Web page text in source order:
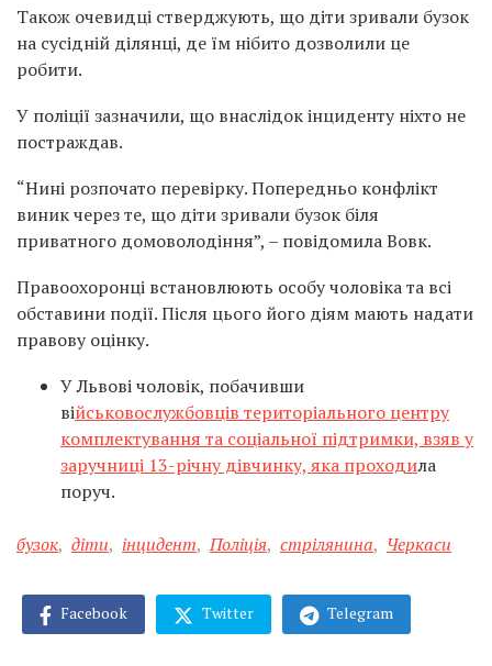
Також очевидці стверджують, що діти зривали бузок
на сусідній ділянці, де їм нібито дозволили це
робити.
У поліції зазначили, що внаслідок інциденту ніхто не
постраждав.
“Нині розпочато перевірку. Попередньо конфлікт
виник через те, що діти зривали бузок біля
приватного домоволодіння”, – повідомила Вовк.
Правоохоронці встановлюють особу чоловіка та всі
обставини події. Після цього його діям мають надати
правову оцінку.
У Львові чоловік, побачивши
військовослужбовців територіального центру
комплектування та соціальної підтримки, взяв у
заручниці 13-річну дівчинку, яка проходила
поруч.
бузок, діти, інцидент, Поліція, стрілянина, Черкаси
Facebook Twitter Telegram